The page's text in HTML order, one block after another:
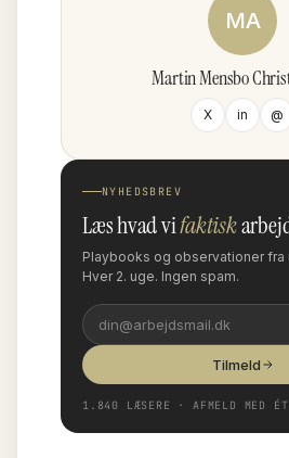
MA
Martin Mensbo
X in @
NYHEDSBREV
Læs hvad vifaktisk
Playbooks og observationer fra
Hver 2. uge. Ingen spam.
Tilmeld
1.840 LÆSERE · AFMELD MED